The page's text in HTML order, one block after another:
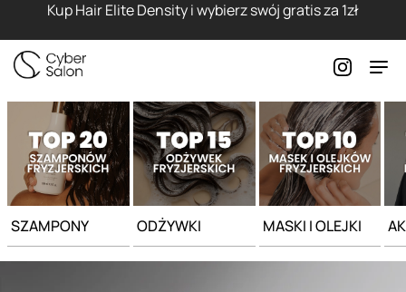
Kup Hair Elite Density i wybierz swój gratis za 1zł
SZAMPONY ODŻYWKI MASKI I OLEJKI
Strona główna - Cyber Salon